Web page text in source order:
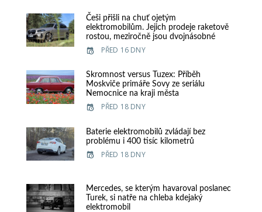
Češi přišli na chuť ojetým
elektromobilům. Jejich prodeje raketově
rostou, meziročně jsou dvojnásobné
PŘED 16 DNY
Skromnost versus Tuzex: Příběh
Moskviče primáře Sovy ze seriálu
Nemocnice na kraji města
PŘED 18 DNY
Baterie elektromobilů zvládají bez
problému i 400 tisíc kilometrů
PŘED 18 DNY
Mercedes, se kterým havaroval poslanec
Turek, si natře na chleba kdejaký
elektromobil